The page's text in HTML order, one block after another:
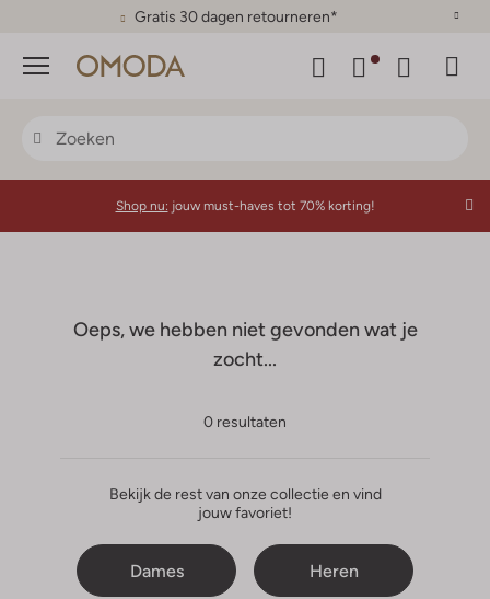
Gratis 30 dagen retourneren*
Menu
Shop nu: jouw must-haves tot 70% korting!
Oeps, we hebben niet gevonden wat je
zocht...
0 resultaten
Bekijk de rest van onze collectie en vind
jouw favoriet!
Dames Heren